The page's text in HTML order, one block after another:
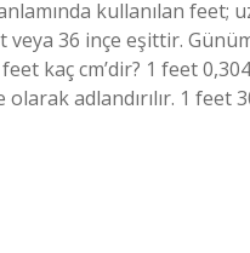
kullanılan feet;
36 inçe eşittir.
kaç cm’dir? 1 feet
adlandırılır. 1 feet